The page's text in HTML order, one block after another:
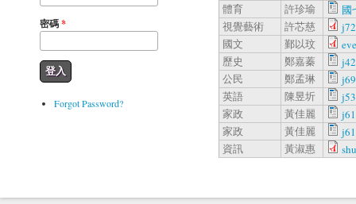
密碼*
Forgot Password?
體育
許珍瑜
國
視覺藝術
許芯慈
國文
鄞以玟
歷史
鄭嘉蓁
公民
鄭孟琳
英語
陳昱圻
家政
黃佳麗
家政
黃佳麗
資訊
黃淑惠